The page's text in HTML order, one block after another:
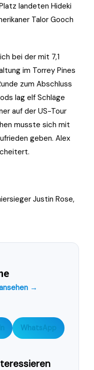
landeten Hideki
Talor Gooch
bei der mit 7,1
im Torrey Pines
zum Abschluss
lag elf Schläge
auf der US-Tour
musste sich mit
geben. Alex
Justin Rose,
→
WhatsApp